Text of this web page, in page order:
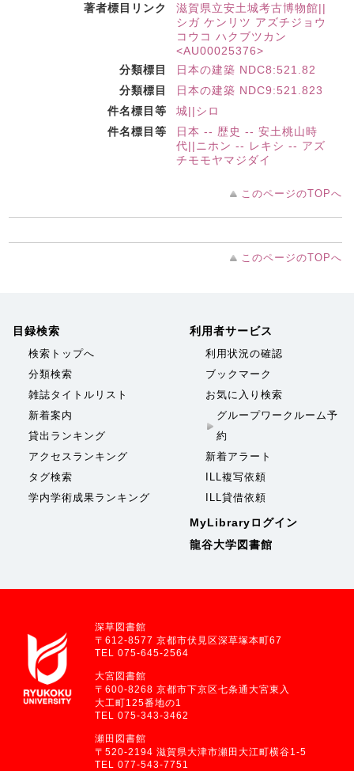
著者標目リンク
滋賀県立安土城考古博物館||
シガ ケンリツ アズチジョウ
コウコ ハクブツカン
<AU00025376>
分類標目
日本の建築 NDC8:521.82
分類標目
日本の建築 NDC9:521.823
件名標目等
城||シロ
件名標目等
日本 -- 歴史 -- 安土桃山時
代||ニホン -- レキシ -- アズ
チモモヤマジダイ
このページのTOPへ
このページのTOPへ
目録検索
検索トップへ
分類検索
雑誌タイトルリスト
新着案内
貸出ランキング
アクセスランキング
タグ検索
学内学術成果ランキング
利用者サービス
利用状況の確認
ブックマーク
お気に入り検索
グループワークルーム予
約
新着アラート
ILL複写依頼
ILL貸借依頼
MyLibraryログイン
龍谷大学図書館
深草図書館
〒612-8577 京都市伏見区深草塚本町67
TEL 075-645-2564
大宮図書館
〒600-8268 京都市下京区七条通大宮東入
大工町125番地の1
TEL 075-343-3462
瀬田図書館
〒520-2194 滋賀県大津市瀬田大江町横谷1-5
TEL 077-543-7751